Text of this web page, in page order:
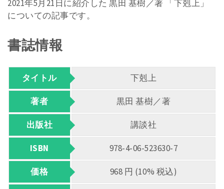
2021年5月21日に紹介した 黒田 基樹／著 「下剋上」
についての記事です。
書誌情報
タイトル 下剋上
著者 黒田 基樹／著
出版社 講談社
ISBN 978-4-06-523630-7
価格 968 円 (10% 税込)